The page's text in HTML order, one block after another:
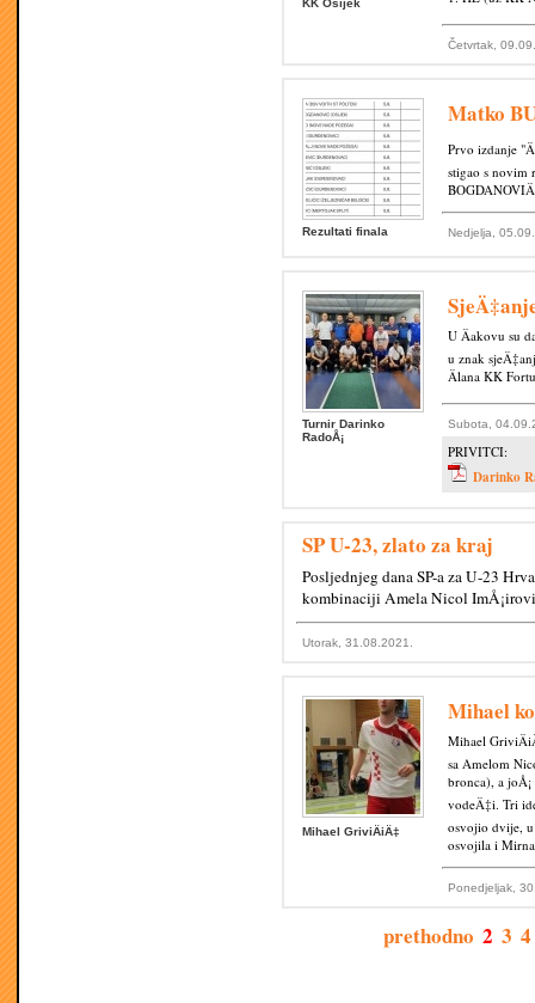
KK Osijek
Četvrtak,
Rezultati finala
Matko
Prvo izdanje
stigao s novim
Nedjelja,
Turnir Darinko
RadoÅ¡
U Äakovu su
u znak
Älana KK
Subota,
PRIVITCI:
Darinko
SP U-23, zlato za kraj
Posljednjeg dana SP-a za U-23
kombinaciji Amela Nicol
Utorak, 31.08.2021.
Mihael GriviÄiÄ‡
Mihael
Mihael
sa Amelom
bronca), a
vodeÄ‡i. Tri
osvojio dvije,
osvojila i
Ponedjeljak,
prethodno 2 3 4